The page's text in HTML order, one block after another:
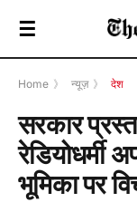
☰
Home 》 न्यूज़ 》 देश
सरकार
रेडियोधर्मी
भूमिका पर